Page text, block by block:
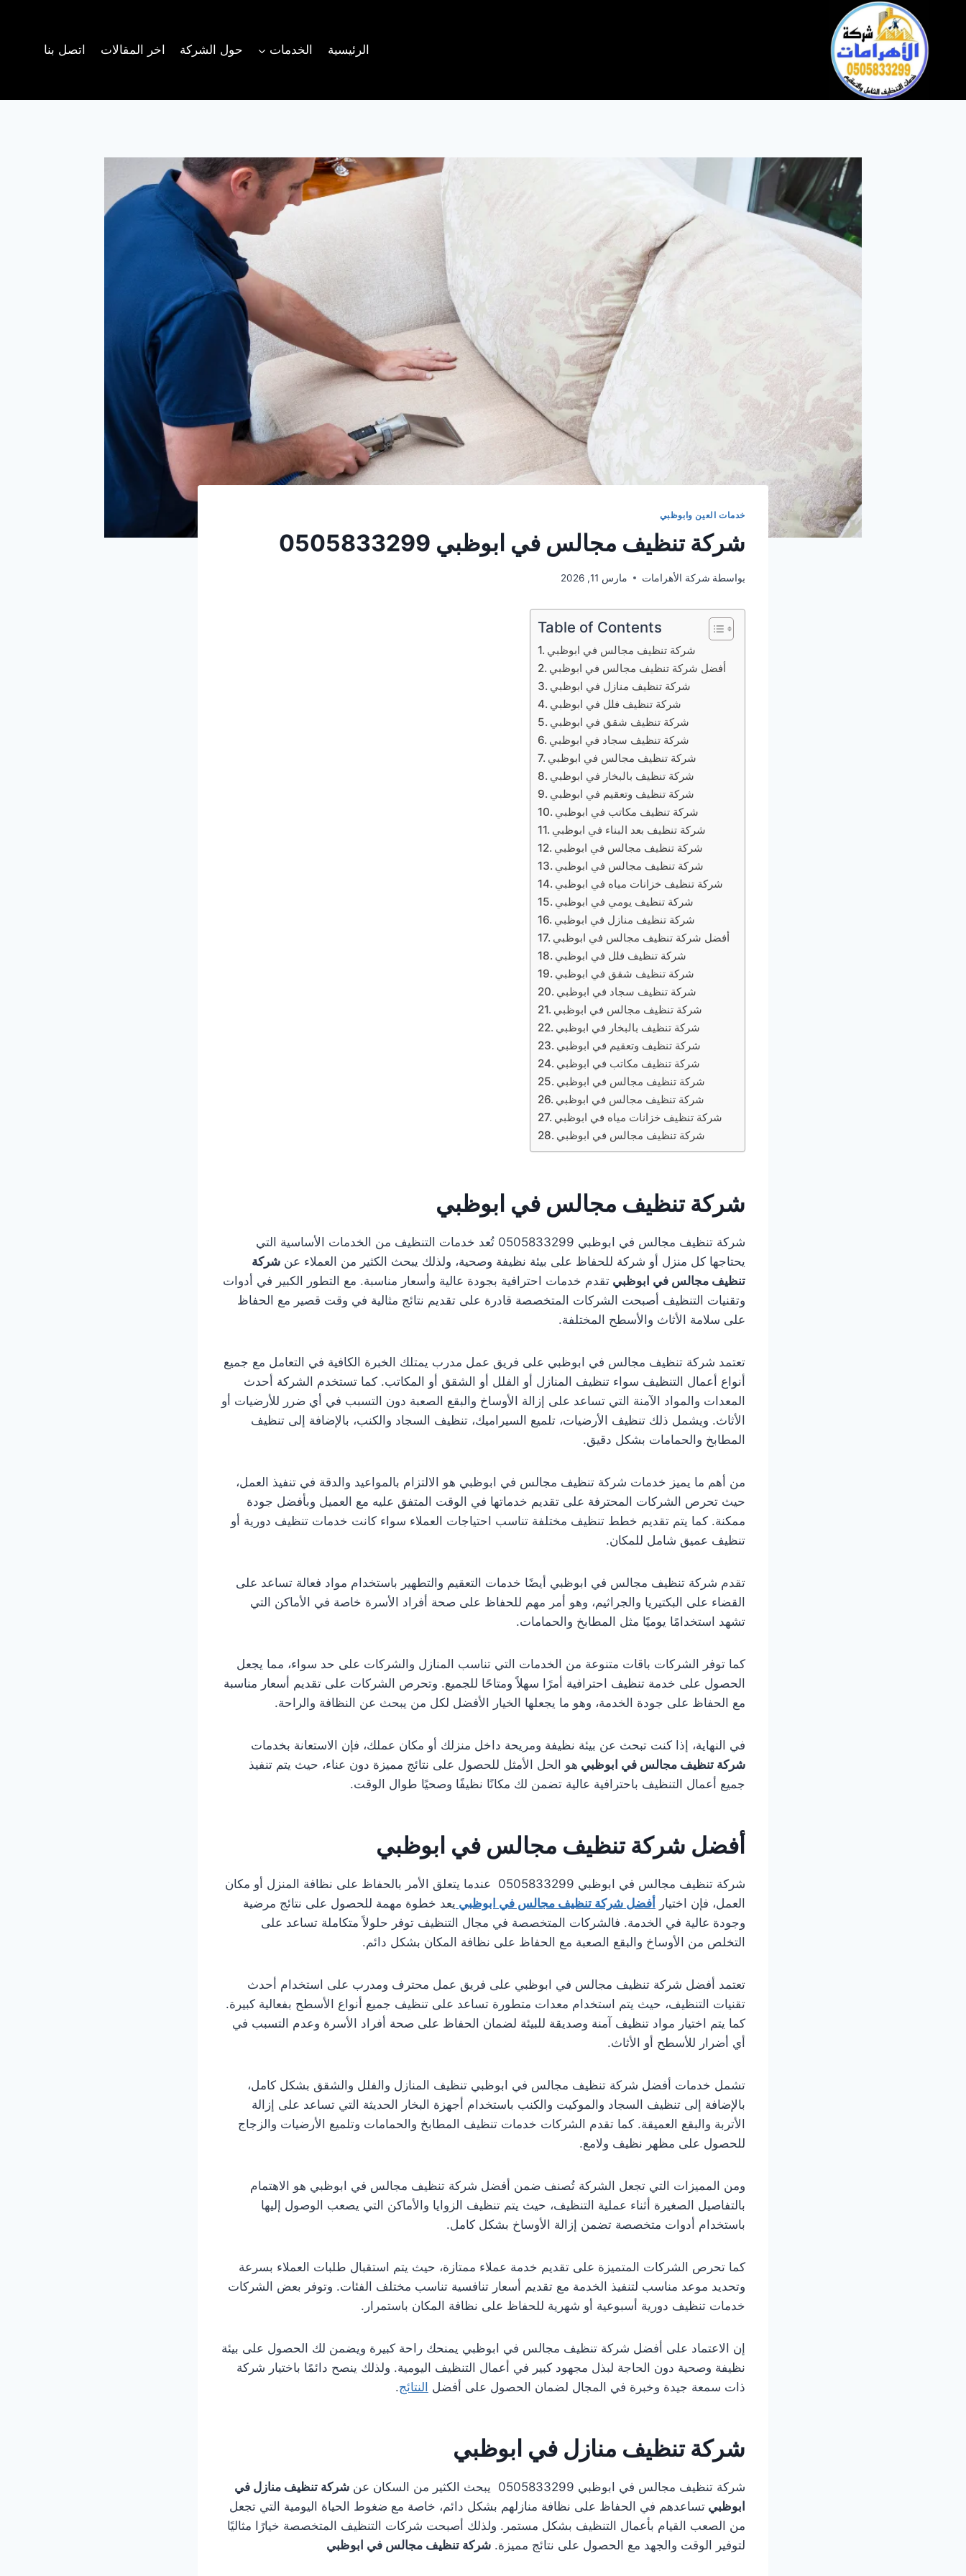
المحتوى
الرئيسية الخدمات حول الشركة اخر المقالات اتصل بنا
خدمات العين وابوظبي
شركة تنظيف مجالس في ابوظبي 0505833299
بواسطة شركة الأهرامات مارس 11, 2026
Table of Contents
شركة تنظيف مجالس في ابوظبي
أفضل شركة تنظيف مجالس في ابوظبي
شركة تنظيف منازل في ابوظبي
شركة تنظيف فلل في ابوظبي
شركة تنظيف شقق في ابوظبي
شركة تنظيف سجاد في ابوظبي
شركة تنظيف مجالس في ابوظبي
شركة تنظيف بالبخار في ابوظبي
شركة تنظيف وتعقيم في ابوظبي
شركة تنظيف مكاتب في ابوظبي
شركة تنظيف بعد البناء في ابوظبي
شركة تنظيف مجالس في ابوظبي
شركة تنظيف مجالس في ابوظبي
شركة تنظيف خزانات مياه في ابوظبي
شركة تنظيف يومي في ابوظبي
شركة تنظيف منازل في ابوظبي
أفضل شركة تنظيف مجالس في ابوظبي
شركة تنظيف فلل في ابوظبي
شركة تنظيف شقق في ابوظبي
شركة تنظيف سجاد في ابوظبي
شركة تنظيف مجالس في ابوظبي
شركة تنظيف بالبخار في ابوظبي
شركة تنظيف وتعقيم في ابوظبي
شركة تنظيف مكاتب في ابوظبي
شركة تنظيف مجالس في ابوظبي
شركة تنظيف مجالس في ابوظبي
شركة تنظيف خزانات مياه في ابوظبي
شركة تنظيف مجالس في ابوظبي
شركة تنظيف مجالس في ابوظبي
شركة تنظيف مجالس في ابوظبي 0505833299 تُعد خدمات التنظيف من الخدمات الأساسية التي
يحتاجها كل منزل أو شركة للحفاظ على بيئة نظيفة وصحية، ولذلك يبحث الكثير من العملاء عن شركة
تنظيف مجالس في ابوظبي تقدم خدمات احترافية بجودة عالية وأسعار مناسبة. مع التطور الكبير في أدوات
وتقنيات التنظيف أصبحت الشركات المتخصصة قادرة على تقديم نتائج مثالية في وقت قصير مع الحفاظ
على سلامة الأثاث والأسطح المختلفة.
تعتمد شركة تنظيف مجالس في ابوظبي على فريق عمل مدرب يمتلك الخبرة الكافية في التعامل مع جميع
أنواع أعمال التنظيف سواء تنظيف المنازل أو الفلل أو الشقق أو المكاتب. كما تستخدم الشركة أحدث
المعدات والمواد الآمنة التي تساعد على إزالة الأوساخ والبقع الصعبة دون التسبب في أي ضرر للأرضيات أو
الأثاث. ويشمل ذلك تنظيف الأرضيات، تلميع السيراميك، تنظيف السجاد والكنب، بالإضافة إلى تنظيف
المطابخ والحمامات بشكل دقيق.
من أهم ما يميز خدمات شركة تنظيف مجالس في ابوظبي هو الالتزام بالمواعيد والدقة في تنفيذ العمل،
حيث تحرص الشركات المحترفة على تقديم خدماتها في الوقت المتفق عليه مع العميل وبأفضل جودة
ممكنة. كما يتم تقديم خطط تنظيف مختلفة تناسب احتياجات العملاء سواء كانت خدمات تنظيف دورية أو
تنظيف عميق شامل للمكان.
تقدم شركة تنظيف مجالس في ابوظبي أيضًا خدمات التعقيم والتطهير باستخدام مواد فعالة تساعد على
القضاء على البكتيريا والجراثيم، وهو أمر مهم للحفاظ على صحة أفراد الأسرة خاصة في الأماكن التي
تشهد استخدامًا يوميًا مثل المطابخ والحمامات.
كما توفر الشركات باقات متنوعة من الخدمات التي تناسب المنازل والشركات على حد سواء، مما يجعل
الحصول على خدمة تنظيف احترافية أمرًا سهلاً ومتاحًا للجميع. وتحرص الشركات على تقديم أسعار مناسبة
مع الحفاظ على جودة الخدمة، وهو ما يجعلها الخيار الأفضل لكل من يبحث عن النظافة والراحة.
في النهاية، إذا كنت تبحث عن بيئة نظيفة ومريحة داخل منزلك أو مكان عملك، فإن الاستعانة بخدمات
شركة تنظيف مجالس في ابوظبي هو الحل الأمثل للحصول على نتائج مميزة دون عناء، حيث يتم تنفيذ
جميع أعمال التنظيف باحترافية عالية تضمن لك مكانًا نظيفًا وصحيًا طوال الوقت.
أفضل شركة تنظيف مجالس في ابوظبي
شركة تنظيف مجالس في ابوظبي 0505833299 عندما يتعلق الأمر بالحفاظ على نظافة المنزل أو مكان
العمل، فإن اختيار أفضل شركة تنظيف مجالس في ابوظبي يعد خطوة مهمة للحصول على نتائج مرضية
وجودة عالية في الخدمة. فالشركات المتخصصة في مجال التنظيف توفر حلولاً متكاملة تساعد على
التخلص من الأوساخ والبقع الصعبة مع الحفاظ على نظافة المكان بشكل دائم.
تعتمد أفضل شركة تنظيف مجالس في ابوظبي على فريق عمل محترف ومدرب على استخدام أحدث
تقنيات التنظيف، حيث يتم استخدام معدات متطورة تساعد على تنظيف جميع أنواع الأسطح بفعالية كبيرة.
كما يتم اختيار مواد تنظيف آمنة وصديقة للبيئة لضمان الحفاظ على صحة أفراد الأسرة وعدم التسبب في
أي أضرار للأسطح أو الأثاث.
تشمل خدمات أفضل شركة تنظيف مجالس في ابوظبي تنظيف المنازل والفلل والشقق بشكل كامل،
بالإضافة إلى تنظيف السجاد والموكيت والكنب باستخدام أجهزة البخار الحديثة التي تساعد على إزالة
الأتربة والبقع العميقة. كما تقدم الشركات خدمات تنظيف المطابخ والحمامات وتلميع الأرضيات والزجاج
للحصول على مظهر نظيف ولامع.
ومن المميزات التي تجعل الشركة تُصنف ضمن أفضل شركة تنظيف مجالس في ابوظبي هو الاهتمام
بالتفاصيل الصغيرة أثناء عملية التنظيف، حيث يتم تنظيف الزوايا والأماكن التي يصعب الوصول إليها
باستخدام أدوات متخصصة تضمن إزالة الأوساخ بشكل كامل.
كما تحرص الشركات المتميزة على تقديم خدمة عملاء ممتازة، حيث يتم استقبال طلبات العملاء بسرعة
وتحديد موعد مناسب لتنفيذ الخدمة مع تقديم أسعار تنافسية تناسب مختلف الفئات. وتوفر بعض الشركات
خدمات تنظيف دورية أسبوعية أو شهرية للحفاظ على نظافة المكان باستمرار.
إن الاعتماد على أفضل شركة تنظيف مجالس في ابوظبي يمنحك راحة كبيرة ويضمن لك الحصول على بيئة
نظيفة وصحية دون الحاجة لبذل مجهود كبير في أعمال التنظيف اليومية. ولذلك ينصح دائمًا باختيار شركة
ذات سمعة جيدة وخبرة في المجال لضمان الحصول على أفضل النتائج.
شركة تنظيف منازل في ابوظبي
شركة تنظيف مجالس في ابوظبي 0505833299 يبحث الكثير من السكان عن
شركة تنظيف منازل في
ابوظبي تساعدهم في الحفاظ على نظافة منازلهم بشكل دائم، خاصة مع ضغوط الحياة اليومية التي تجعل
من الصعب القيام بأعمال التنظيف بشكل مستمر. ولذلك أصبحت شركات التنظيف المتخصصة خيارًا مثاليًا
لتوفير الوقت والجهد مع الحصول على نتائج مميزة. شركة تنظيف مجالس في ابوظبي